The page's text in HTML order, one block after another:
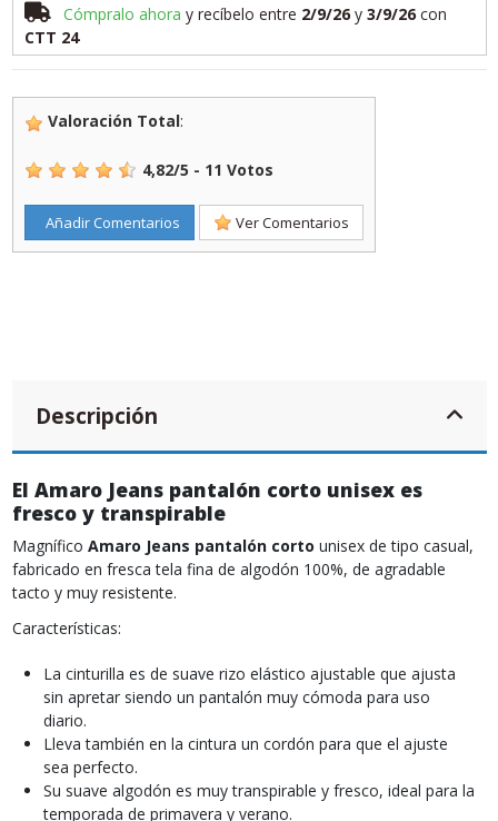
Cómpralo ahora y recíbelo entre 2/9/26y 3/9/26 con
CTT 24
Valoración Total:
4,82/5 - 11 Votos
Añadir Comentarios Ver Comentarios
Descripción
El Amaro Jeans pantalón corto unisex es
fresco y transpirable
Magnífico Amaro Jeans pantalón corto unisex de tipo casual,
fabricado en fresca tela fina de algodón 100%, de agradable
tacto y muy resistente.
Características:
La cinturilla es de suave rizo elástico ajustable que ajusta
sin apretar siendo un pantalón muy cómoda para uso
diario.
Lleva también en la cintura un cordón para que el ajuste
sea perfecto.
Su suave algodón es muy transpirable y fresco, ideal para la
temporada de primavera y verano.